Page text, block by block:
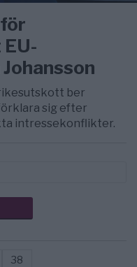
ber
sig efter
intressekonflikter.
38